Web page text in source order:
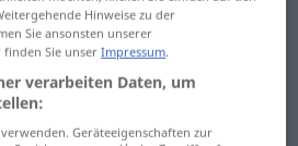
Zuschauer
Zuschauerraum ...
Zustimmung
Zutaten ... zwar
Hinweise zu der
Sie ansonsten unserer
finden Sie unserImpressum.
verarbeiten Daten, um
Geräteeigenschaften zur